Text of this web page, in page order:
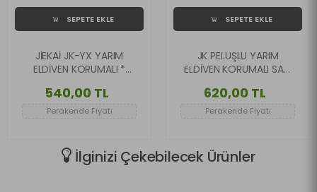
SEPETE EKLE
JİEKAİ JK-YX YARIM
ELDİVEN KORUMALI *
540,00 TL
Perakende Fiyatı
SEPETE EKLE
JK PELUŞLU YARIM
ELDİVEN KORUMALI SARI
620,00 TL
Perakende Fiyatı
İlginizi Çekebilecek Ürünler